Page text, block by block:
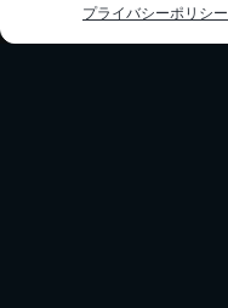
プライバシーポリシー